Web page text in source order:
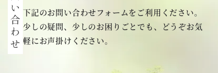
下記のお問い合わせフォームをご利用ください。
少しの疑問、少しのお困りごとでも、どうぞお気
軽にお声掛けください。